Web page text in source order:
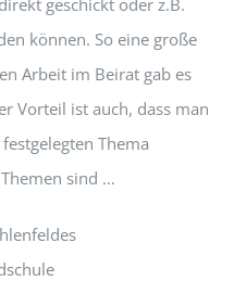
können. So eine große
Arbeit im Beirat gab es
Vorteil ist auch, dass man
Thema
sind …